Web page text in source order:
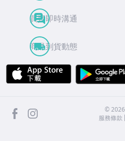
買賣即時溝通
商品到貨動態
APP Store
facebook ©2026
服務條款